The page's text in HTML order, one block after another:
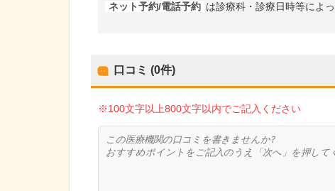
ネット予約/電話予約 は診療科・診療日時等によ
口コミ (0件)
※100文字以上800文字以内でご記入ください